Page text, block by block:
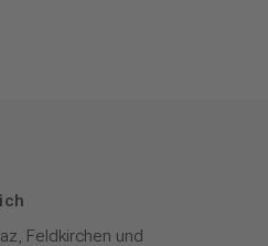
Feldkirchen und